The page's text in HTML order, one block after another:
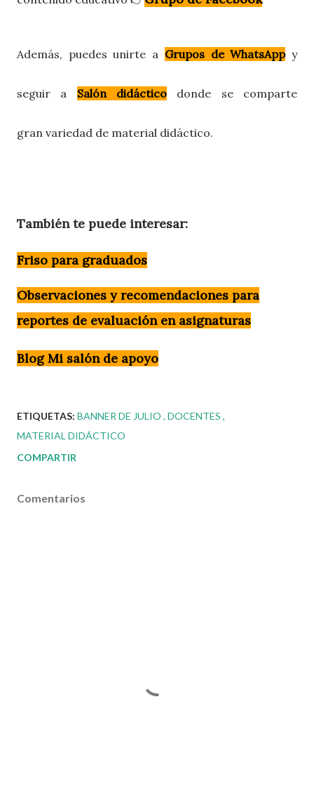
Además, puedes unirte a Grupos de WhatsAppy
seguir a Salón didáctico donde se comparte
gran variedad de material didáctico.
También te puede interesar:
Friso para graduados
Observaciones y recomendaciones para
reportes de evaluación en asignaturas
Blog Mi salón de apoyo
ETIQUETAS: BANNER DE JULIO DOCENTES
MATERIAL DIDÁCTICO
COMPARTIR
Comentarios